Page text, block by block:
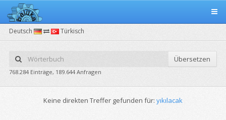
Deutsch Türkisch
Übersetzen
768.284 Einträge, 189.644 Anfragen
Keine direkten Treffer gefunden für: yıkılacak